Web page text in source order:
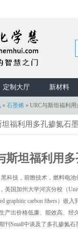
定制大厅 新材料
» 石墨烯 » URC与斯坦福利
坦福利用多孔掺氮石
斯坦福利用
美国加州大学河滨分校（
graphitic carbon fibers）嵌
产出价格低廉、能效高、经
刊Small中谈及了多孔掺氮